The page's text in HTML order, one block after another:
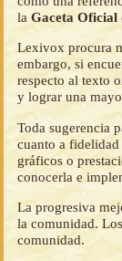
laGaceta Oficial
Lexivox procura
embargo, si
respecto al texto
y lograr una
Toda sugerencia
cuanto a
gráficos o
conocerla e
La progresiva
la comunidad.
comunidad.